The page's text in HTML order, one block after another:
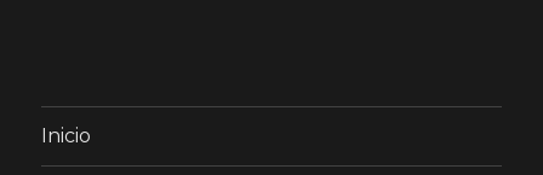
Inicio